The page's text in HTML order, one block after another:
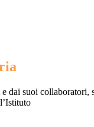
dai suoi collaboratori,